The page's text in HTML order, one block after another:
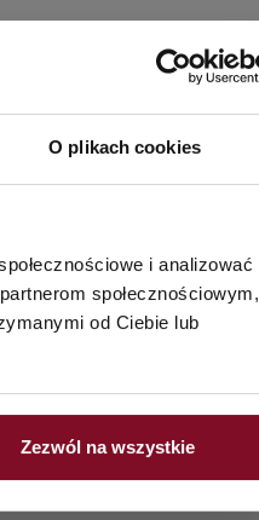
O plikach cookies
i analizować
społecznościowym,
od Ciebie lub
Zezwól na wszystkie